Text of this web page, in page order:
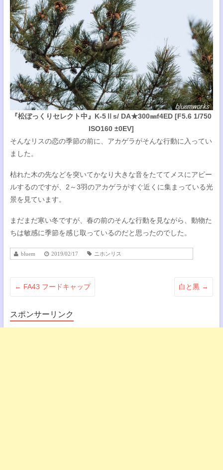
『松ぼっくりセレクト中』K-5Ⅱs/ DA★300㎜f4ED [F5.6 1/750
ISO160 ±0EV]
そんなリスの恋の季節の前に、アカゲラがそんな行動に入ってい
ました。
枯れた木の先などを突いてかなり大きな音をたててメスにアピー
ルするのですが、2～3羽のアカゲラがすぐ近くに集まっている光
景を見ています。
まだまだ寒い冬ですが、春の前のそんな行動を見ながら、動物た
ちは敏感に季節を感じ取っているのだと思ったのでした。
bluem 2019/02/17 ニホンリス
← FA43 フードキャップ 白と黒 →
スポンサーリンク